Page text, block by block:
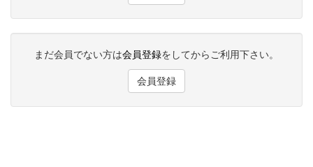
まだ会員でない方は会員登録をしてからご利用下さい。
会員登録